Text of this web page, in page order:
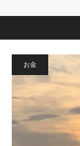
お金